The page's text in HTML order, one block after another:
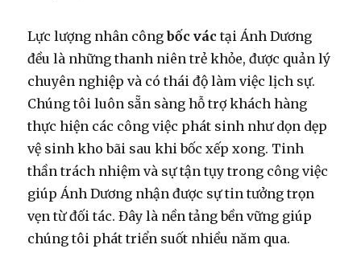
Lực lượng nhân côngbốc vác tại Ánh Dương
đều là những thanh niên trẻ khỏe, được quản lý
chuyên nghiệp và có thái độ làm việc lịch sự.
Chúng tôi luôn sẵn sàng hỗ trợ khách hàng
thực hiện các công việc phát sinh như dọn dẹp
vệ sinh kho bãi sau khi bốc xếp xong. Tinh
thần trách nhiệm và sự tận tụy trong công việc
giúp Ánh Dương nhận được sự tin tưởng trọn
vẹn từ đối tác. Đây là nền tảng bền vững giúp
chúng tôi phát triển suốt nhiều năm qua.